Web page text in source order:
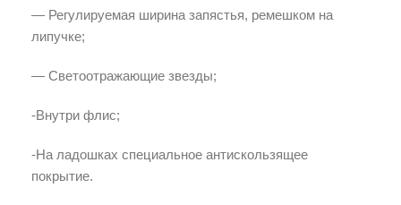
— Регулируемая ширина запястья, ремешком на
липучке;
— Светоотражающие звезды;
-Внутри флис;
-На ладошках специальное антискользящее
покрытие.